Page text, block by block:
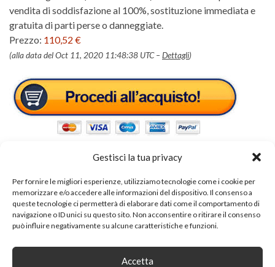
Gestisci la tua privacy
Per fornire le migliori esperienze, utilizziamo tecnologie come i cookie per
memorizzare e/o accedere alle informazioni del dispositivo. Il consenso a
queste tecnologie ci permetterà di elaborare dati come il comportamento di
navigazione o ID unici su questo sito. Non acconsentire o ritirare il consenso
può influire negativamente su alcune caratteristiche e funzioni.
Accetta
vendita di soddisfazione al 100%, sostituzione immediata e
gratuita di parti perse o danneggiate.
Prezzo: 110,52 €
(alla data del Oct 11, 2020 11:48:38 UTC – Dettagli)
Tags: set arredo ingresso
SHARE ON